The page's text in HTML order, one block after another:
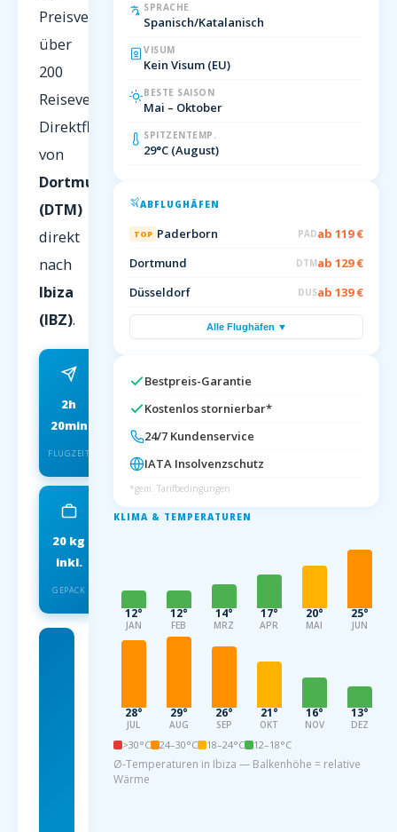
Preisvergleich
über
200
Reiseveranstalter.
Direktflug
von
Dortmund
(DTM)
direkt
nach
Ibiza
(IBZ).
2h
20min
FLUGZEIT
ab 79 EUR
FRÜHBUCHER P.P.
20 kg
inkl.
GEPÄCK
Dortmund
nach Ibiza
ab 79
SPRACHE
Spanisch/Katalanisch
VISUM
Kein Visum (EU)
BESTE SAISON
Mai – Oktober
SPITZENTEMP.
29°C (August)
ABFLUGHÄFEN
TOP Paderborn PADab 119 €
Dortmund
DTMab 129 €
Düsseldorf
DUSab 139 €
Alle Flughäfen ▼
Bestpreis-Garantie
Kostenlos stornierbar*
24/7 Kundenservice
IATA Insolvenzschutz
*gem. Tarifbedingungen
KLIMA & TEMPERATUREN
12°
JAN
12°
FEB
14°
MRZ
17°
APR
20°
MAI
25°
JUN
28°
JUL
29°
AUG
26°
SEP
21°
OKT
16°
NOV
13°
DEZ
>30°C 24–30°C 18–24°C 12–18°C
Ø-Temperaturen in Ibiza — Balkenhöhe = relative
Wärme